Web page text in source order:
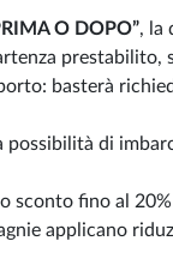
O DOPO”, la
prestabilito,
basterà
possibilità di
sconto fino al
applicano